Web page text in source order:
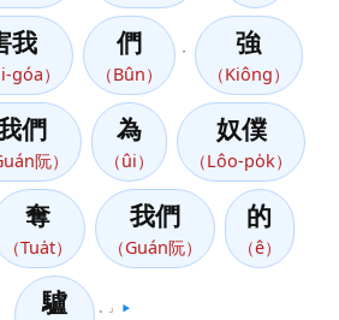
我
góa）
們
（Bûn）
強
（Kiông）
們
阮）
為
（ûi）
奴僕
（Lôo-po̍k）
奪
（Tua̍t）
我們
（Guán阮）
的
（ê）
驢 。」 ▶️